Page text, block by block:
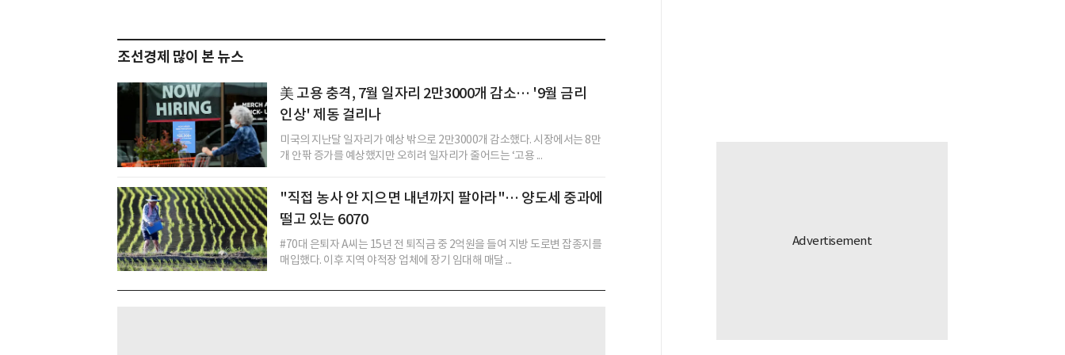
조선경제 많이 본 뉴스
美 고용 충격, 7월 일자리 2만3000개 감소… '9월 금리
인상' 제동 걸리나
미국의 지난달 일자리가 예상 밖으로 2만3000개 감소했다. 시장에서는 8만
개 안팎 증가를 예상했지만 오히려 일자리가 줄어드는 ‘고용 ...
"직접 농사 안 지으면 내년까지 팔아라"… 양도세 중과에
떨고 있는 6070
#70대 은퇴자 A씨는 15년 전 퇴직금 중 2억원을 들여 지방 도로변 잡종지를
매입했다. 이후 지역 야적장 업체에 장기 임대해 매달 ...